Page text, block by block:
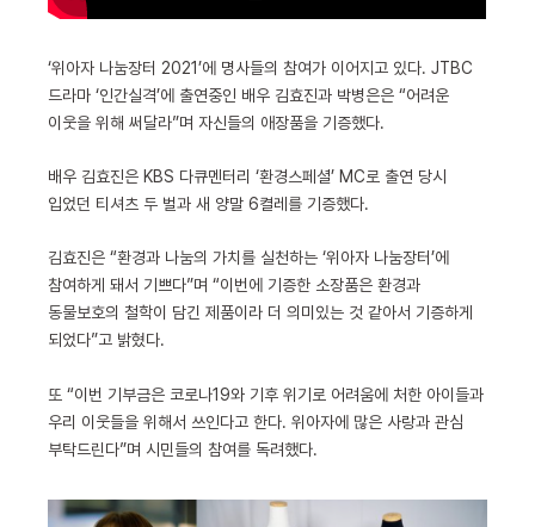
‘위아자 나눔장터 2021’에 명사들의 참여가 이어지고 있다. JTBC
드라마 ‘인간실격’에 출연중인 배우 김효진과 박병은은 “어려운
이웃을 위해 써달라”며 자신들의 애장품을 기증했다.
배우 김효진은 KBS 다큐멘터리 ‘환경스페셜’ MC로 출연 당시
입었던 티셔츠 두 벌과 새 양말 6켤레를 기증했다.
김효진은 “환경과 나눔의 가치를 실천하는 ‘위아자 나눔장터’에
참여하게 돼서 기쁘다”며 “이번에 기증한 소장품은 환경과
동물보호의 철학이 담긴 제품이라 더 의미있는 것 같아서 기증하게
되었다”고 밝혔다.
또 “이번 기부금은 코로나19와 기후 위기로 어려움에 처한 아이들과
우리 이웃들을 위해서 쓰인다고 한다. 위아자에 많은 사랑과 관심
부탁드린다”며 시민들의 참여를 독려했다.